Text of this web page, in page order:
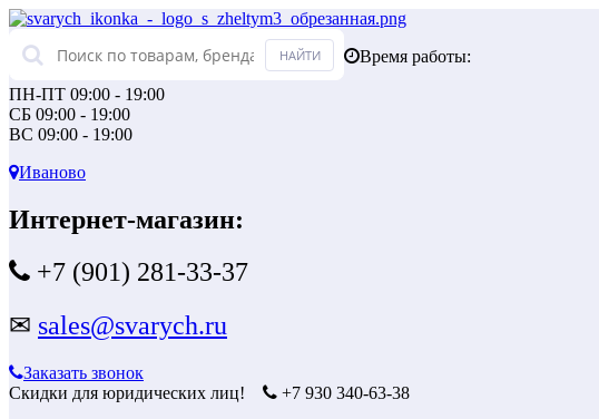
Время работы:
ПН-ПТ 09:00 - 19:00
СБ 09:00 - 19:00
ВС 09:00 - 19:00
Иваново
Интернет-магазин:
+7 (901) 281-33-37
✉ sales@svarych.ru
Заказать звонок
Скидки для юридических лиц!
+7 930 340-63-38